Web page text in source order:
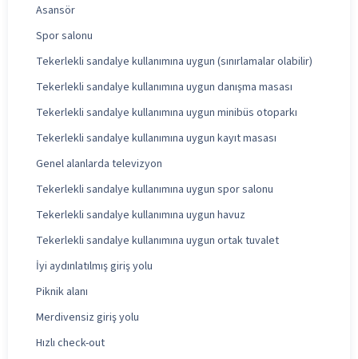
Asansör
Spor salonu
Tekerlekli sandalye kullanımına uygun (sınırlamalar olabilir)
Tekerlekli sandalye kullanımına uygun danışma masası
Tekerlekli sandalye kullanımına uygun minibüs otoparkı
Tekerlekli sandalye kullanımına uygun kayıt masası
Genel alanlarda televizyon
Tekerlekli sandalye kullanımına uygun spor salonu
Tekerlekli sandalye kullanımına uygun havuz
Tekerlekli sandalye kullanımına uygun ortak tuvalet
İyi aydınlatılmış giriş yolu
Piknik alanı
Merdivensiz giriş yolu
Hızlı check-out